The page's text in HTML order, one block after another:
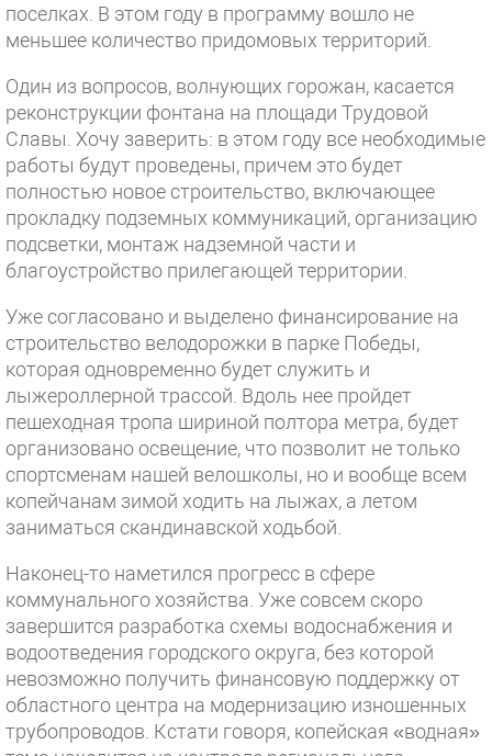
поселках. В этом году в программу вошло не
меньшее количество придомовых территорий.
Один из вопросов, волнующих горожан, касается
реконструкции фонтана на площади Трудовой
Славы. Хочу заверить: в этом году все необходимые
работы будут проведены, причем это будет
полностью новое строительство, включающее
прокладку подземных коммуникаций, организацию
подсветки, монтаж надземной части и
благоустройство прилегающей территории.
Уже согласовано и выделено финансирование на
строительство велодорожки в парке Победы,
которая одновременно будет служить и
лыжероллерной трассой. Вдоль нее пройдет
пешеходная тропа шириной полтора метра, будет
организовано освещение, что позволит не только
спортсменам нашей велошколы, но и вообще всем
копейчанам зимой ходить на лыжах, а летом
заниматься скандинавской ходьбой.
Наконец-то наметился прогресс в сфере
коммунального хозяйства. Уже совсем скоро
завершится разработка схемы водоснабжения и
водоотведения городского округа, без которой
невозможно получить финансовую поддержку от
областного центра на модернизацию изношенных
трубопроводов. Кстати говоря, копейская «водная»